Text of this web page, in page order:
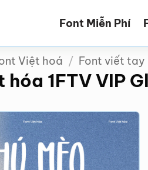
Font Miễn Phí
Việt hoá / Font viết tay
hóa 1FTV VIP